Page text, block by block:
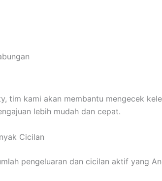
tim kami akan membantu mengecek
lebih mudah dan cepat.
Cicilan
pengeluaran dan cicilan aktif yang